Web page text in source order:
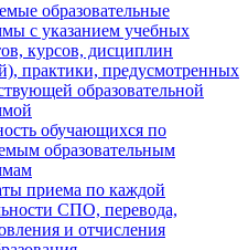
образовательные
с указанием учебных
курсов, дисциплин
практики, предусмотренных
образовательной
обучающихся по
образовательным
приема по каждой
СПО, перевода,
и отчисления